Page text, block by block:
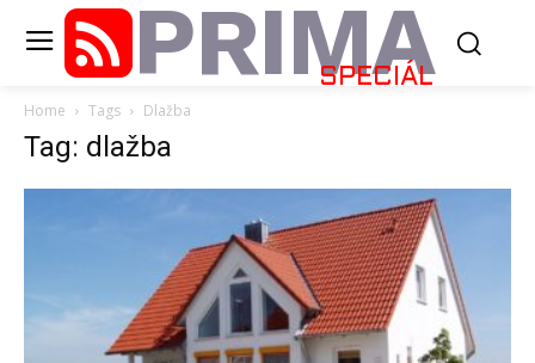
PRIMA
SPECIÁL
Home Tags Dlažba
Tag: dlažba